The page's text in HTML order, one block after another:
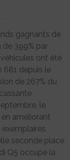
gagnants de
de 399% par
ont été
681 depuis le
de 267% du
le
améliorant
seconde place
Q5 occupe la